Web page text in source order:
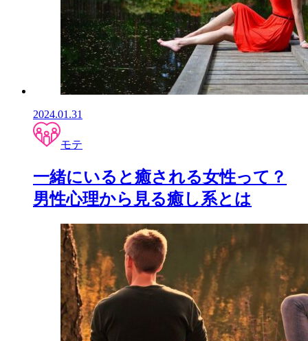
2024.01.31
モテ
一緒にいると癒される女性って？
男性心理から見る癒し系とは